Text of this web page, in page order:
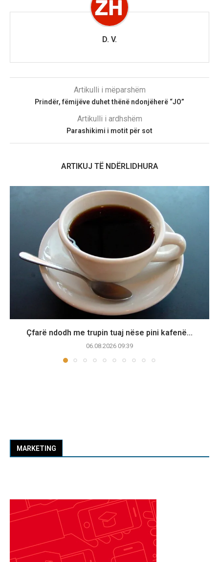
D. V.
Artikulli i mëparshëm
Prindër, fëmijëve duhet thënë ndonjëherë “JO”
Artikulli i ardhshëm
Parashikimi i motit për sot
ARTIKUJ TË NDËRLIDHURA
Çfarë ndodh me trupin tuaj nëse pini kafenë...
06.08.2026 09:39
MARKETING